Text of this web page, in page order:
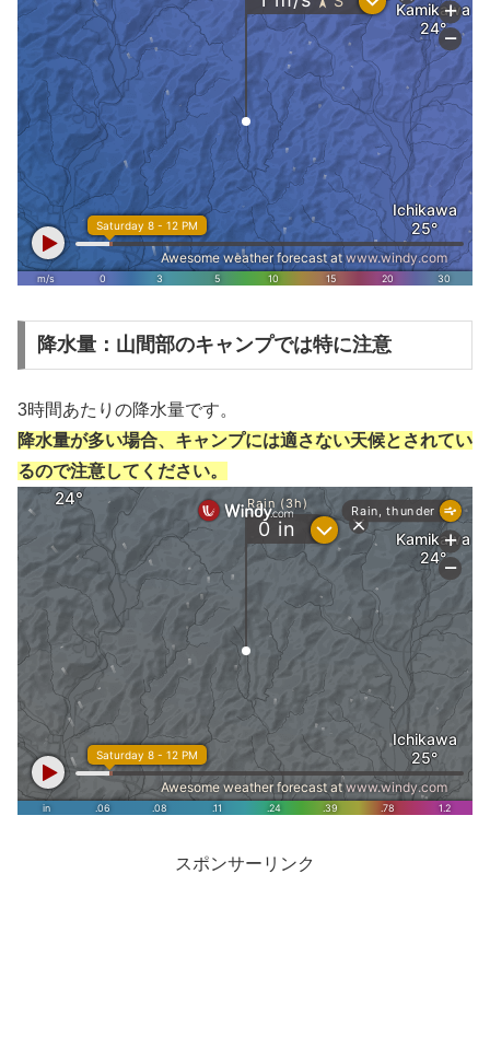
降水量：山間部のキャンプでは特に注意
3時間あたりの降水量です。
降水量が多い場合、キャンプには適さない天候とされてい
るので注意してください。
スポンサーリンク